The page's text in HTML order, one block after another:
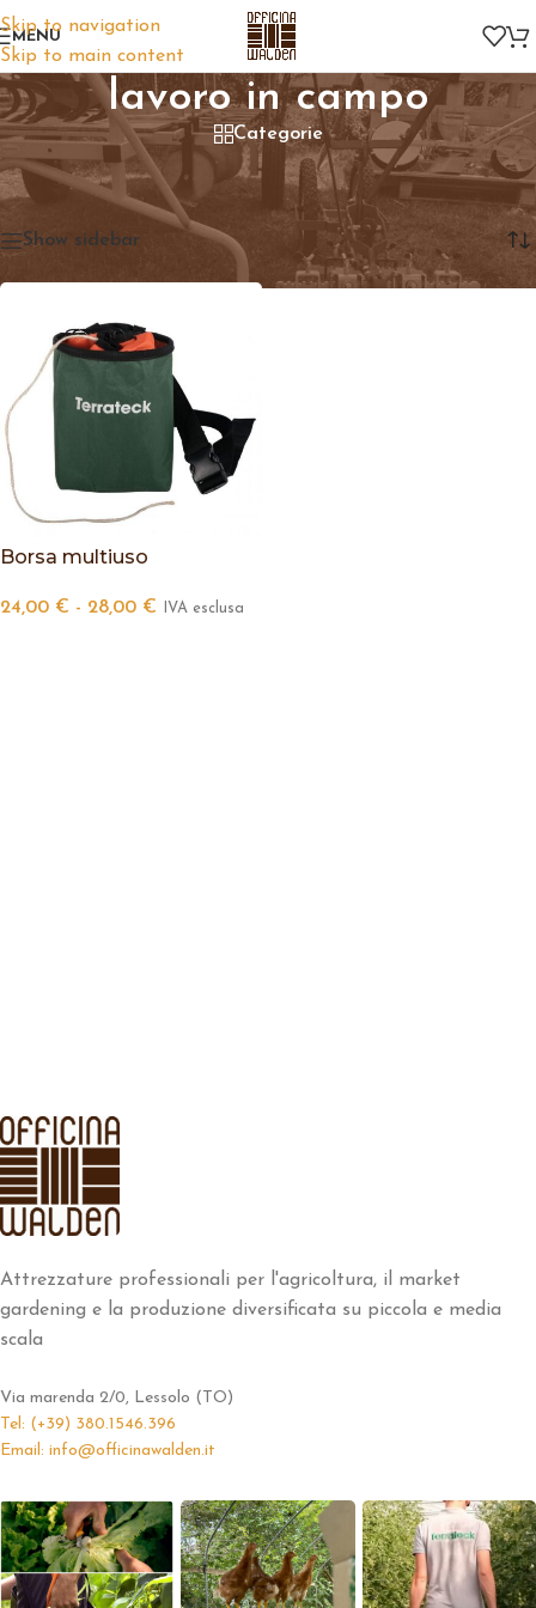
Skip to navigation
Skip to main content
MENU
lavoro in campo
Categorie
Home/Prodotti taggati “lavoro in campo”
Visualizzazione del risultato
Show sidebar
Borsa multiuso
24,00 € - 28,00 € IVA esclusa
Attrezzature professionali per l'agricoltura, il market
gardening e la produzione diversificata su piccola e media
scala
Via marenda 2/0, Lessolo (TO)
Tel: (+39) 380.1546.396
Email: info@officinawalden.it